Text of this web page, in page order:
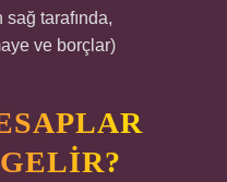
sağ tarafında,
ve borçlar)